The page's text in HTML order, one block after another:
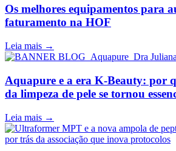
Os melhores equipamentos para
faturamento na HOF
Leia mais →
Aquapure e a era K-Beauty: por
da limpeza de pele se tornou
Leia mais →